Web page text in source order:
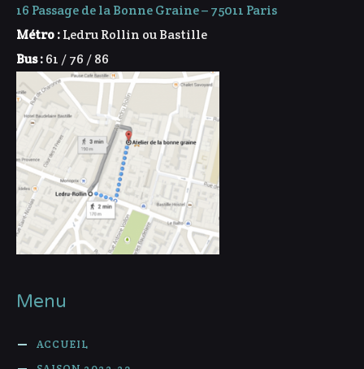
16 Passage de la Bonne Graine – 75011 Paris
Métro :Ledru Rollin ou Bastille
Bus :61 / 76 / 86
Menu
ACCUEIL